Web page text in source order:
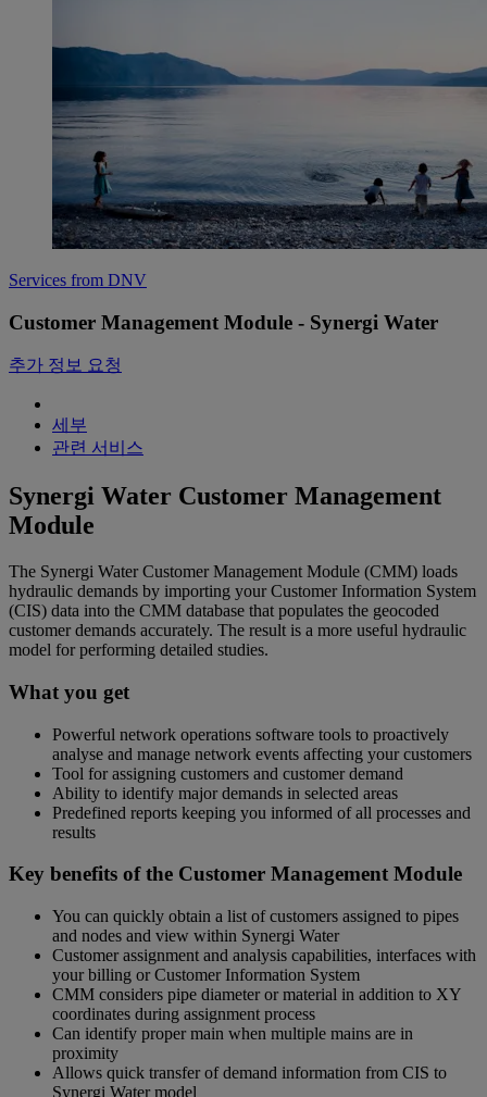
Services from DNV
Customer Management Module - Synergi Water
추가 정보 요청
세부
관련 서비스
Synergi Water Customer Management
Module
The Synergi Water Customer Management Module (CMM) loads
hydraulic demands by importing your Customer Information System
(CIS) data into the CMM database that populates the geocoded
customer demands accurately. The result is a more useful hydraulic
model for performing detailed studies.
What you get
Powerful network operations software tools to proactively
analyse and manage network events affecting your customers
Tool for assigning customers and customer demand
Ability to identify major demands in selected areas
Predefined reports keeping you informed of all processes and
results
Key benefits of the Customer Management Module
You can quickly obtain a list of customers assigned to pipes
and nodes and view within Synergi Water
Customer assignment and analysis capabilities, interfaces with
your billing or Customer Information System
CMM considers pipe diameter or material in addition to XY
coordinates during assignment process
Can identify proper main when multiple mains are in
proximity
Allows quick transfer of demand information from CIS to
Synergi Water model